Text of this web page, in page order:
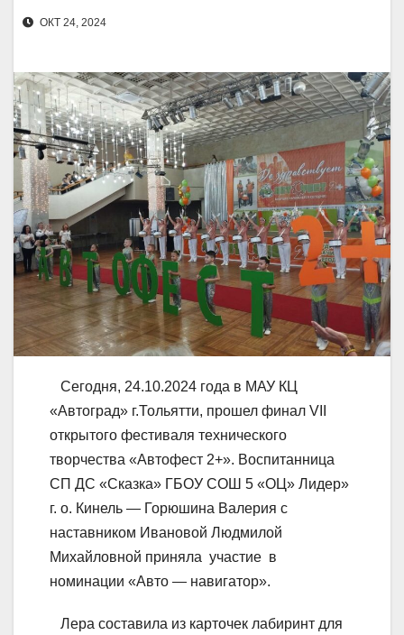
ОКТ 24, 2024
Сегодня, 24.10.2024 года в МАУ КЦ
«Автоград» г.Тольятти, прошел финал VII
открытого фестиваля технического
творчества «Автофест 2+». Воспитанница
СП ДС «Сказка» ГБОУ СОШ 5 «ОЦ» Лидер»
г. о. Кинель — Горюшина Валерия с
наставником Ивановой Людмилой
Михайловной приняла участие в
номинации «Авто — навигатор».
Лера составила из карточек лабиринт для